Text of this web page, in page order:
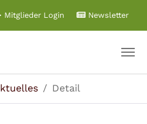
Newsletter
Login
Detail